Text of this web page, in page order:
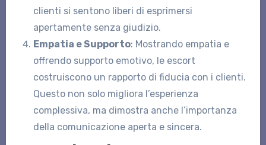
clienti si sentono liberi di esprimersi
apertamente senza giudizio.
Empatia e Supporto: Mostrando empatia e
offrendo supporto emotivo, le escort
costruiscono un rapporto di fiducia con i clienti.
Questo non solo migliora l’esperienza
complessiva, ma dimostra anche l’importanza
della comunicazione aperta e sincera.